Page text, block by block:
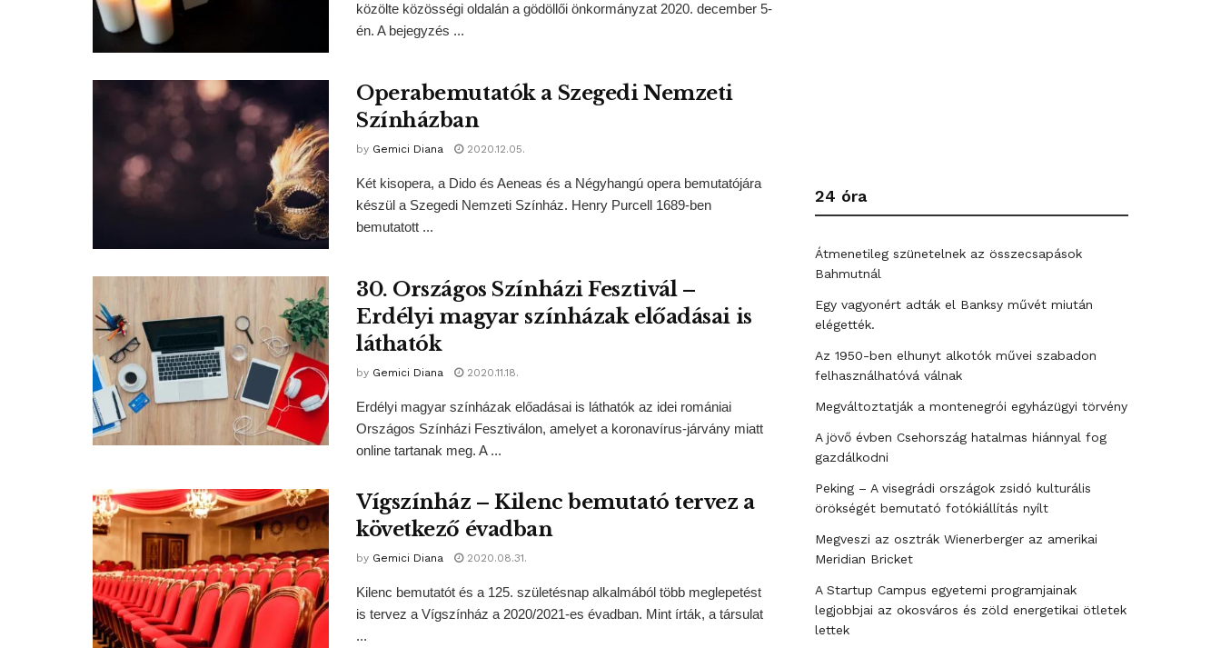
közölte közösségi oldalán a gödöllői önkormányzat 2020. december 5-
én. A bejegyzés ...
Operabemutatók a Szegedi Nemzeti
Színházban
by Gemici Diana 2020.12.05.
Két kisopera, a Dido és Aeneas és a Négyhangú opera bemutatójára
készül a Szegedi Nemzeti Színház. Henry Purcell 1689-ben
bemutatott ...
30. Országos Színházi Fesztivál –
Erdélyi magyar színházak előadásai is
láthatók
by Gemici Diana 2020.11.18.
Erdélyi magyar színházak előadásai is láthatók az idei romániai
Országos Színházi Fesztiválon, amelyet a koronavírus-járvány miatt
online tartanak meg. A ...
Vígszínház – Kilenc bemutató tervez a
következő évadban
by Gemici Diana 2020.08.31.
Kilenc bemutatót és a 125. születésnap alkalmából több meglepetést
is tervez a Vígszínház a 2020/2021-es évadban. Mint írták, a társulat
...
24 óra
Átmenetileg szünetelnek az összecsapások
Bahmutnál
Egy vagyonért adták el Banksy művét miután
elégették.
Az 1950-ben elhunyt alkotók művei szabadon
felhasználhatóvá válnak
Megváltoztatják a montenegrói egyházügyi törvény
A jövő évben Csehország hatalmas hiánnyal fog
gazdálkodni
Peking – A visegrádi országok zsidó kulturális
örökségét bemutató fotókiállítás nyílt
Megveszi az osztrák Wienerberger az amerikai
Meridian Bricket
A Startup Campus egyetemi programjainak
legjobbjai az okosváros és zöld energetikai ötletek
lettek